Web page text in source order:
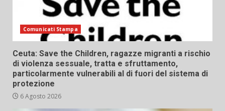
Comunicati Stampa
Ceuta: Save the Children, ragazze migranti a rischio
di violenza sessuale, tratta e sfruttamento,
particolarmente vulnerabili al di fuori del sistema di
protezione
6 Agosto 2026